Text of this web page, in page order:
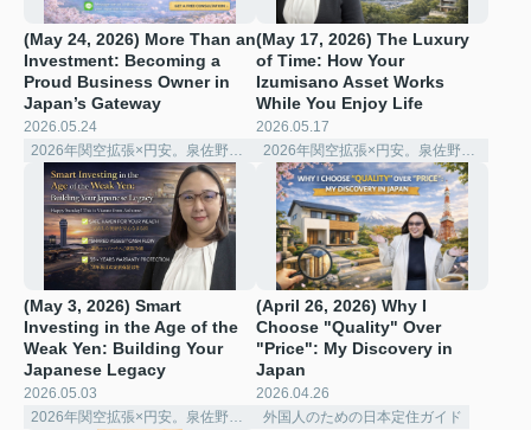
(May 24, 2026) More Than an
Investment: Becoming a
Proud Business Owner in
Japan’s Gateway ️
2026.05.24
2026年関空拡張×円安。泉佐野で賢く稼ぐ「シェアハウス経営」の極意
(May 17, 2026) The Luxury
of Time: How Your
Izumisano Asset Works
While You Enjoy Life
2026.05.17
2026年関空拡張×円安。泉佐野で賢く稼ぐ「シェアハウス経営」の極意
(May 3, 2026) Smart
Investing in the Age of the
Weak Yen: Building Your
Japanese Legacy
2026.05.03
(April 26, 2026) Why I
Choose "Quality" Over
"Price": My Discovery in
Japan
2026.04.26
外国人のための日本定住ガイド